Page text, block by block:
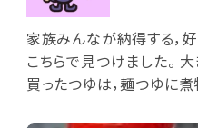
家族みんなが納得する，
こちらで見つけました。
買ったつゆは，麺つゆに